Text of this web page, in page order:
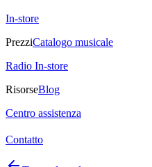
In-store
PrezziCatalogo musicale
Radio In-store
RisorseBlog
Centro assistenza
Contatto